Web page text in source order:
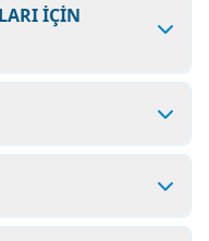
İÇİN